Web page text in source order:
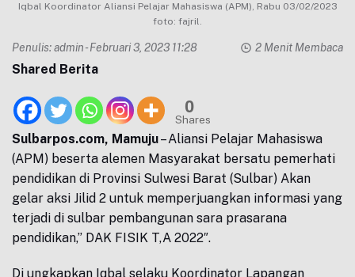
Iqbal Koordinator Aliansi Pelajar Mahasiswa (APM), Rabu 03/02/2023
foto: fajril.
Penulis:admin- Februari 3, 2023 11:28 2 Menit Membaca
Shared Berita
0
Shares
Sulbarpos.com, Mamuju– Aliansi Pelajar Mahasiswa
(APM) beserta alemen Masyarakat bersatu pemerhati
pendidikan di Provinsi Sulwesi Barat (Sulbar) Akan
gelar aksi Jilid 2 untuk memperjuangkan informasi yang
terjadi di sulbar pembangunan sara prasarana
pendidikan,” DAK FISIK T,A 2022″.
Di ungkapkan Iqbal selaku Koordinator Lapangan